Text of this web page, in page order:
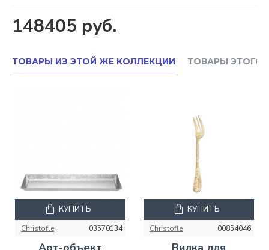
148405 руб.
ТОВАРЫ ИЗ ЭТОЙ ЖЕ КОЛЛЕКЦИИ ТОВАРЫ ЭТОГО
Christofle 03570134
КУПИТЬ
Christofle 00854046
КУПИТЬ